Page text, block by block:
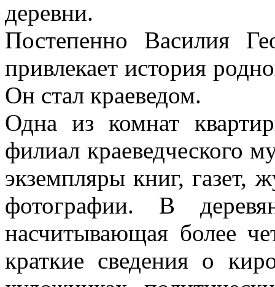
деревни.
Постепенно Василия
привлекает история
Он стал краеведом.
Одна из комнат
филиал краеведческого
экземпляры книг, газет,
фотографии. В
насчитывающая более
краткие сведения о